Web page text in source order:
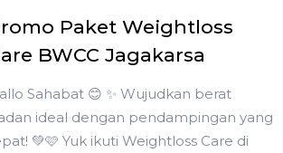
Paket Weightloss
BWCC Jagakarsa
Sahabat 😊 ✨ Wujudkan berat
ideal dengan pendampingan yang
💚🩷 Yuk ikuti Weightloss Care di